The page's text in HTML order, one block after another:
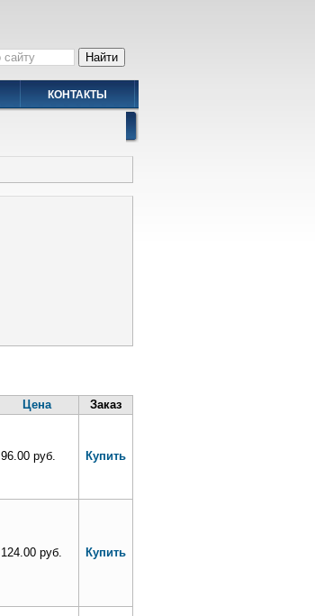
КОНТАКТЫ
Цена Заказ
96.00 руб. Купить
124.00 руб. Купить